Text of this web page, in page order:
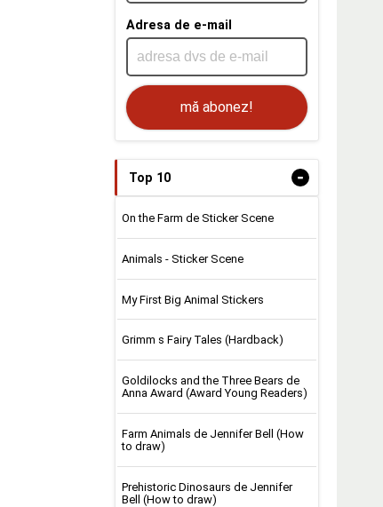
Adresa de e-mail
mă abonez!
Top 10 -
On the Farm de Sticker Scene
Animals - Sticker Scene
My First Big Animal Stickers
Grimm s Fairy Tales (Hardback)
Goldilocks and the Three Bears de
Anna Award (Award Young Readers)
Farm Animals de Jennifer Bell (How
to draw)
Prehistoric Dinosaurs de Jennifer
Bell (How to draw)